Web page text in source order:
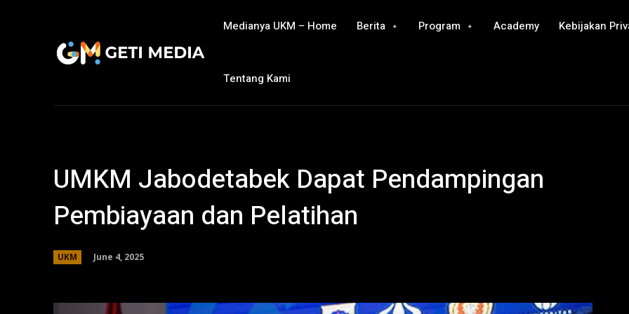
Medianya UKM – Home Berita Program Academy Kebijakan
Tentang Kami
UMKM Jabodetabek Dapat Pendampingan
Pembiayaan dan Pelatihan
UKM June 4, 2025